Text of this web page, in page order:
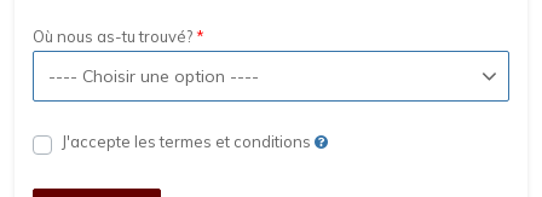
Où nous as-tu trouvé?
J'accepte les termes et conditions